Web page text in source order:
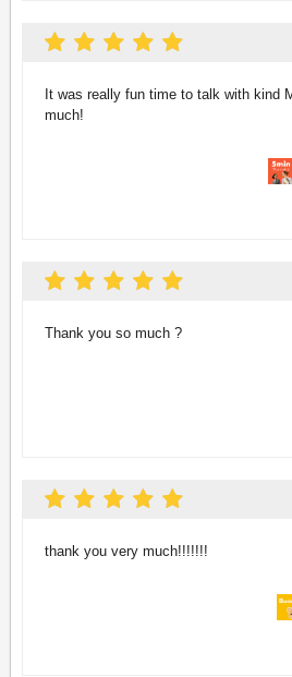
It was really fun time to talk with kind
much!
Thank you so much ?
thank you very much!!!!!!!